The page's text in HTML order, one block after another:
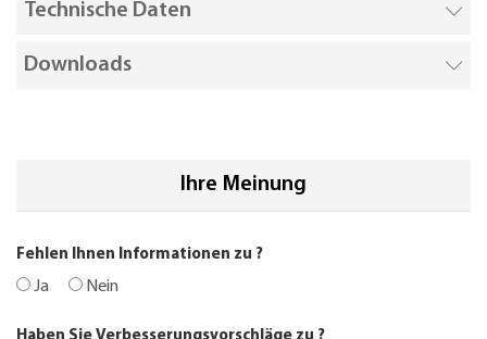
Technische Daten
Downloads
Ihre Meinung
Fehlen Ihnen Informationen zu ?
Ja Nein